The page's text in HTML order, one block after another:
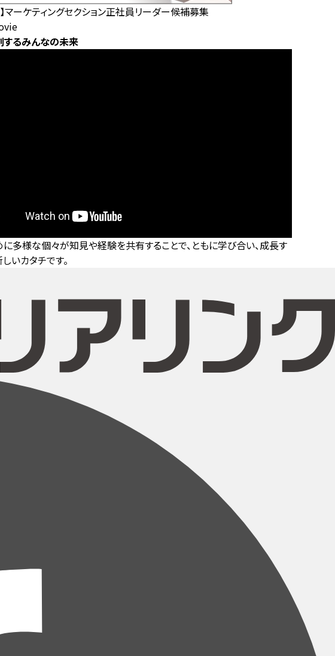
マーケティングセクション正社員リーダー候補募集
するみんなの未来
多様な個々が知見や経験を共有することで、ともに学び合い、成長す
いカタチです。